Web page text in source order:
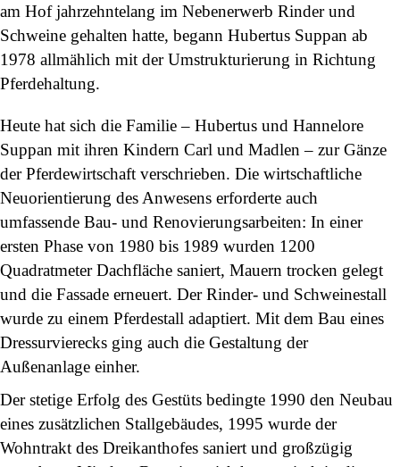
am Hof jahrzehntelang im Nebenerwerb Rinder und
Schweine gehalten hatte, begann Hubertus Suppan ab
1978 allmählich mit der Umstrukturierung in Richtung
Pferdehaltung.
Heute hat sich die Familie – Hubertus und Hannelore
Suppan mit ihren Kindern Carl und Madlen – zur Gänze
der Pferdewirtschaft verschrieben. Die wirtschaftliche
Neuorientierung des Anwesens erforderte auch
umfassende Bau- und Renovierungsarbeiten: In einer
ersten Phase von 1980 bis 1989 wurden 1200
Quadratmeter Dachfläche saniert, Mauern trocken gelegt
und die Fassade erneuert. Der Rinder- und Schweinestall
wurde zu einem Pferdestall adaptiert. Mit dem Bau eines
Dressurvierecks ging auch die Gestaltung der
Außenanlage einher.
Der stetige Erfolg des Gestüts bedingte 1990 den Neubau
eines zusätzlichen Stallgebäudes, 1995 wurde der
Wohntrakt des Dreikanthofes saniert und großzügig